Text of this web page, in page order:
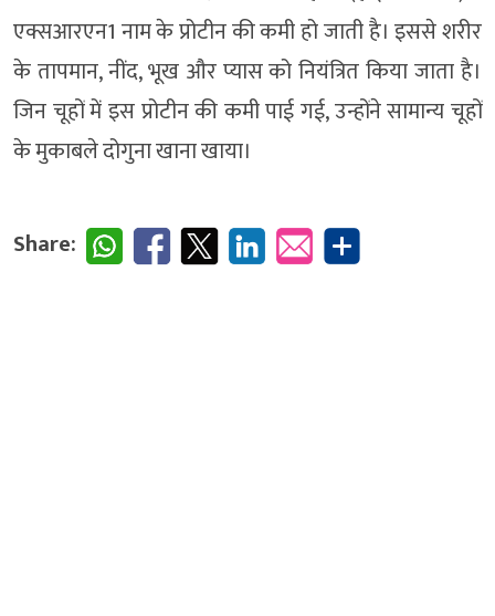
एक्सआरएन1 नाम के प्रोटीन की कमी हो जाती है। इससे शरीर
के तापमान, नींद, भूख और प्यास को नियंत्रित किया जाता है।
जिन चूहों में इस प्रोटीन की कमी पाई गई, उन्होंने सामान्य चूहों
के मुकाबले दोगुना खाना खाया।
Share: